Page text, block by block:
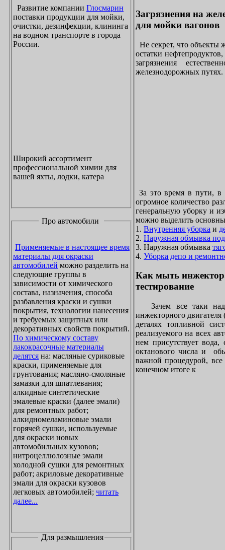
Развитие компании Глосмарин
поставки продукции для мойки,
очистки, дезинфекции, клининга
на водном транспорте в города
России.
Широкий ассортимент
профессиональной химии для
вашей яхты, лодки, катера
Про автомобили
Применяемые в настоящее время
материалы для окраски
автомобилей можно разделить на
следующие группы в
зависимости от химического
состава, назначения, способа
разбавления краски и сушки
покрытия, технологии нанесения
и требуемых защитных или
декоративных свойств покрытий.
По химическому составу
лакокрасочные материалы
делятся на: масляные суриковые
краски, применяемые для
грунтования; масляно-смоляные
замазки для шпатлевания;
алкидные синтетические
эмалевые краски (далее эмали)
для ремонтных работ;
алкидномеламиновые эмали
горячей сушки, используемые
для окраски новых
автомобильных кузовов;
нитроцеллюлозные эмали
холодной сушки для ремонтных
работ; акриловые декоративные
эмали для окраски кузовов
легковых автомобилей; читать
далее...
Для размышления
Загрязнения на
для мойки вагонов
Не секрет, что объекты
остатки нефтепродуктов,
загрязнения
железнодорожных путях.
За это время в пути,
огромное количество
генеральную уборку и
можно выделить
1. Внутренняя уборка и
2. Наружная обмывка
3. Наружная обмывка
4. Уборка депо и
Как мыть
тестирование
Зачем все таки
инжекторного
деталях топливной
реализуемого на всех
нем присутствует
октанового числа и
важной процедурой, все
конечном итоге к